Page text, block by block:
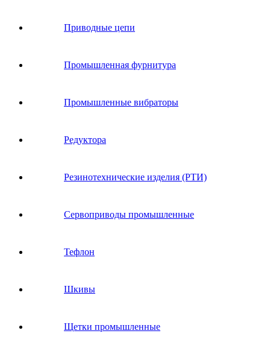
Приводные цепи
Промышленная фурнитура
Промышленные вибраторы
Редуктора
Резинотехнические изделия (РТИ)
Сервоприводы промышленные
Тефлон
Шкивы
Щетки промышленные